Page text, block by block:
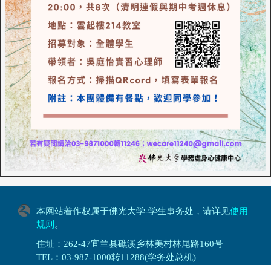
本网站着作权属于佛光大学-学生事务处，请详见使用
规则 。
住址：262-47宜兰县礁溪乡林美村林尾路160号
TEL：03-987-1000转11288(学务处总机)